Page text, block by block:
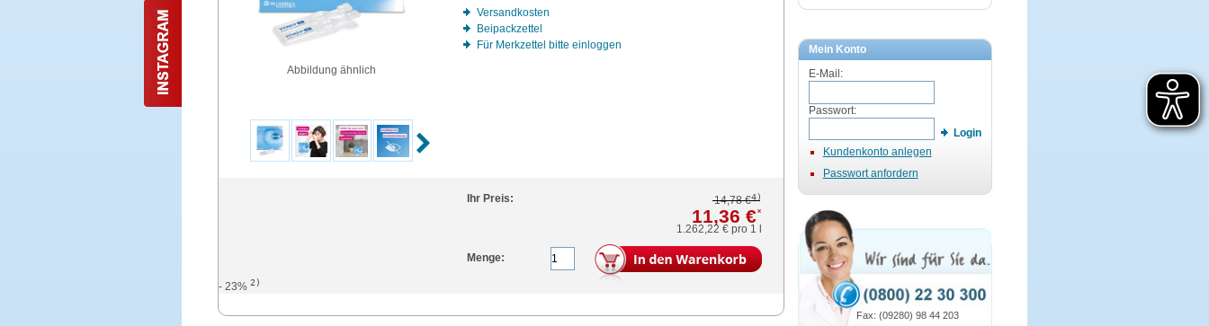
Abbildung ähnlich
Versandkosten
Beipackzettel
Für Merkzettel bitte einloggen
Ihr Preis: 14,78 €4)
11,36 €*
1.262,22 €pro 1 l
Menge:
- 23% 2)
Mein Konto
E-Mail:
Passwort:
Login
Kundenkonto anlegen
Passwort anfordern
Fax: (09280) 98 44 203